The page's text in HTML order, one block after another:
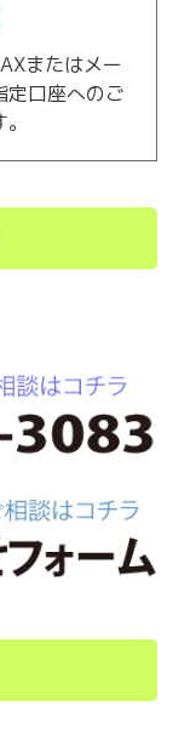
またはメー
定口座へのご